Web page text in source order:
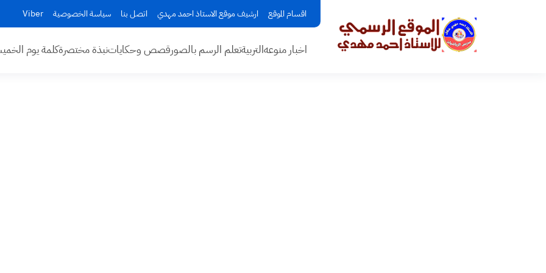
اقسام الموقع ارشيف موقع الاستاذ احمد مهدي اتصل بنا سياسة الخصوصية Viber
اخبار منوعهالتربيةتعلم الرسم بالصورقصص وحكاياتنبذة مختصرةكلمة يوم